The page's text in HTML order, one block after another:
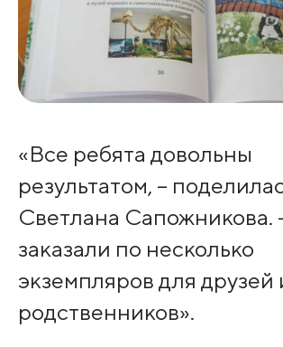
«Все ребята довольны
результатом, –
Светлана Сапожникова.
заказали по несколько
экземпляров для друзей
родственников».